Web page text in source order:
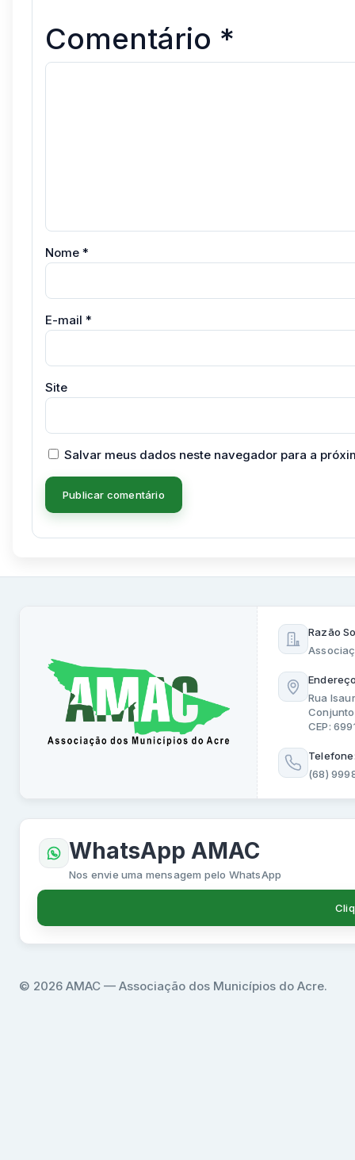
Comentário *
Nome *
E-mail *
Site
Salvar meus dados neste navegador para a
Razão
Rua
CEP:
(68)
WhatsApp AMAC
Nos envie uma mensagem pelo WhatsApp
© 2026 AMAC — Associação dos Municípios do Acre.